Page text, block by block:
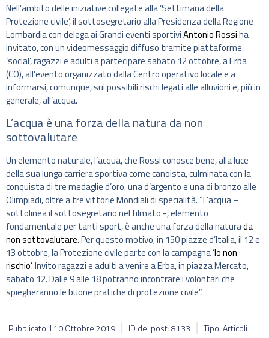
Nell’ambito delle iniziative collegate alla ‘Settimana della
Protezione civile’, il sottosegretario alla Presidenza della Regione
Lombardia con delega ai Grandi eventi sportiviAntonio Rossiha
invitato, con un videomessaggio diffuso tramite piattaforme
‘social’, ragazzi e adulti a partecipare sabato 12 ottobre, a Erba
(CO), all’evento organizzato dalla Centro operativo locale e a
informarsi, comunque, sui possibili rischi legati alle alluvioni e, più in
generale, all’acqua.
L’acqua è una forza della natura da non
sottovalutare
Un elemento naturale, l’acqua, che Rossi conosce bene, alla luce
della sua lunga carriera sportiva come canoista, culminata con la
conquista di tre medaglie d’oro, una d’argento e una di bronzo alle
Olimpiadi, oltre a tre vittorie Mondiali di specialità. “L’acqua –
sottolinea il sottosegretario nel filmato -, elemento
fondamentale per tanti sport, è anche una forza della naturada
non sottovalutare. Per questo motivo, in 150 piazze d’Italia, il 12 e
13 ottobre, la Protezione civile parte con la campagna‘Io non
rischio’. Invito ragazzi e adulti a venire a Erba, in piazza Mercato,
sabato 12. Dalle 9 alle 18 potranno incontrare i volontari che
spiegheranno le buone pratiche di protezione civile”.
Pubblicato il 10 Ottobre 2019 ID del post: 8133 Tipo: Articoli